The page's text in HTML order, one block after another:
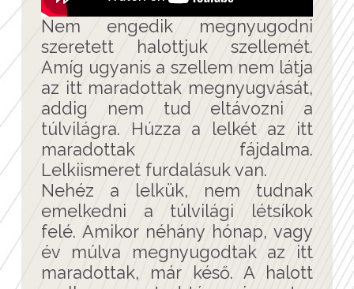
Nem engedik megnyugodni
szeretett halottjuk szellemét.
Amíg ugyanis a szellem nem látja
az itt maradottak megnyugvását,
addig nem tud eltávozni a
túlvilágra. Húzza a lelkét az itt
maradottak fájdalma.
Lelkiismeret furdalásuk van.
Nehéz a lelkük, nem tudnak
emelkedni a túlvilági létsíkok
felé. Amikor néhány hónap, vagy
év múlva megnyugodtak az itt
maradottak, már késő. A halott